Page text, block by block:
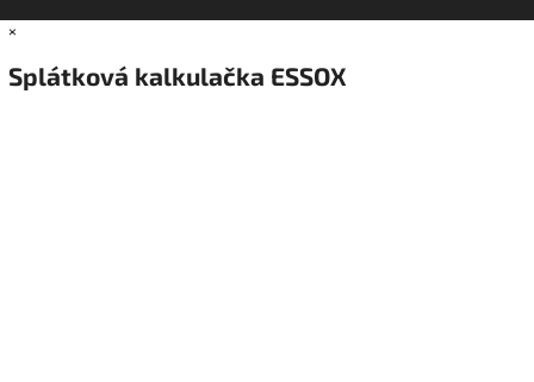
×
Splátková kalkulačka ESSOX